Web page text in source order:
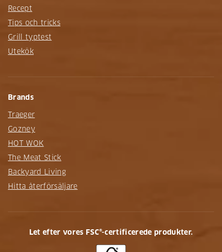
Recept
Tips och tricks
Grill typtest
Utekök
Brands
Traeger
Gozney
HOT WOK
The Meat Stick
Backyard Living
Hitta återförsäljare
Let efter vores FSC®-certificerede produkter.